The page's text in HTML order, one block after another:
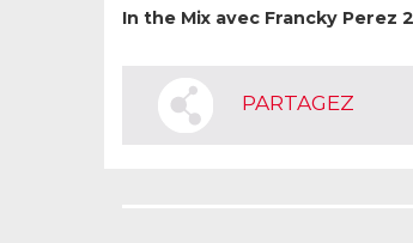
In the Mix avec Francky Perez
PARTAGEZ